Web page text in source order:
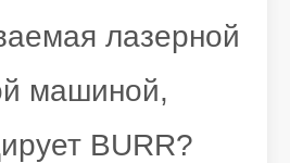
лазерной
машиной,
BURR?